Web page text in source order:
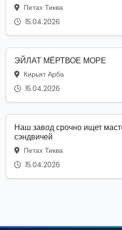
Петах Тиква
15.04.2026
ЭЙЛАТ МЁРТВОЕ МОРЕ
Кирьят Арба
15.04.2026
Наш завод срочно ищет
сэндвичей
Петах Тиква
15.04.2026